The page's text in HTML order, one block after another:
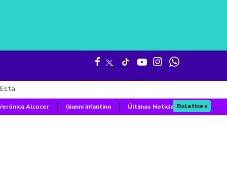
Alcocer Gianni Infantino Últimas NoticiasBoletines